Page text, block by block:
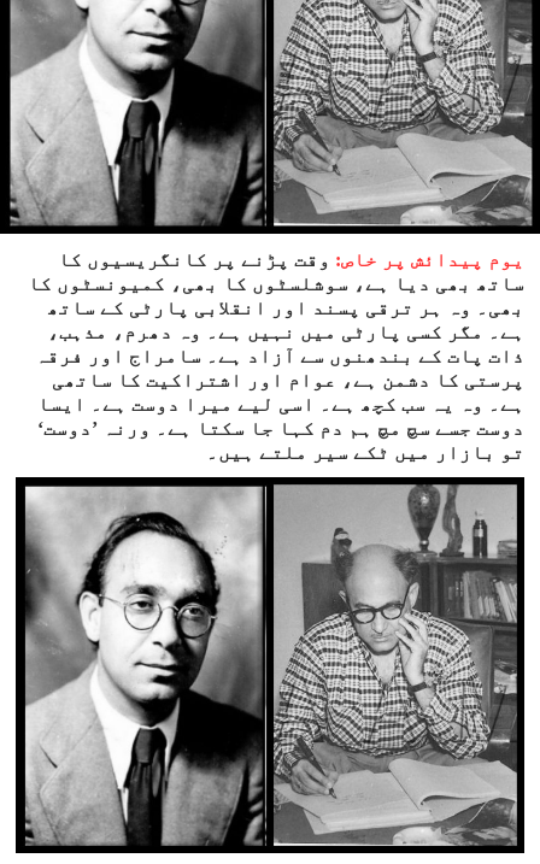
یوم پیدائش پر خاص: وقت پڑنے پر کانگریسیوں کا
ساتھ بھی دیا ہے، سوشلسٹوں کا بھی، کمیونسٹوں کا
بھی۔ وہ ہر ترقی پسند اور انقلابی پارٹی کے ساتھ
ہے۔ مگر کسی پارٹی میں نہیں ہے۔ وہ دھرم، مذہب،
ذات پات کے بندھنوں سے آزاد ہے۔ سامراج اور فرقہ
پرستی کا دشمن ہے، عوام اور اشتراکیت کا ساتھی
ہے۔ وہ یہ سب کچھ ہے۔ اسی لیے میرا دوست ہے۔ ایسا
دوست جسے سچ مچ ہم دم کہا جا سکتا ہے۔ ورنہ ’دوست‘
تو بازار میں ٹکے سیر ملتے ہیں۔